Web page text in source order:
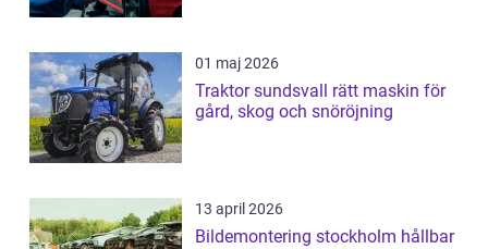
01 maj 2026
Traktor sundsvall rätt maskin för
gård, skog och snöröjning
13 april 2026
Bildemontering stockholm hållbar